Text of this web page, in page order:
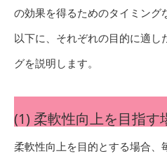
の効果を得るためのタイミング
以下に、それぞれの目的に適し
グを説明します。
(1) 柔軟性向上を目指す
柔軟性向上を目的とする場合